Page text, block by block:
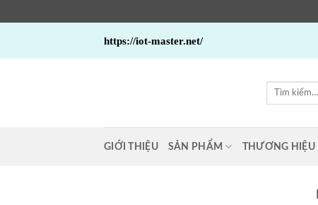
https://iot-master.net/
Tìm
GIỚI THIỆU SẢN PHẨM THƯƠNG HIỆU